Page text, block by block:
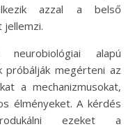
azzal a belső
alapú
próbálják megérteni az
a mechanizmusokat,
élményeket. A kérdés
ezeket a